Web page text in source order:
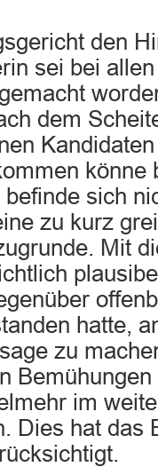
den
sei bei
dem
könne
sich
zu kurz
Mit
hatte,
zu
im
Dies hat das